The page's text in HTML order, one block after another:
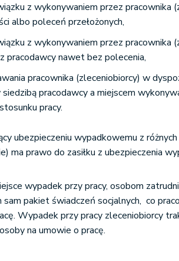
z wykonywaniem przez pracownika
albo poleceń przełożonych,
z wykonywaniem przez pracownika
pracodawcy nawet bez polecenia,
pracownika (zleceniobiorcy) w
pracodawcy a miejscem
pracy.
ubezpieczeniu wypadkowemu z
ma prawo do zasiłku z ubezpieczenia
wypadek przy pracy, osobom
sam pakiet świadczeń socjalnych, co
Wypadek przy pracy zleceniobiorcy
na umowie o pracę.